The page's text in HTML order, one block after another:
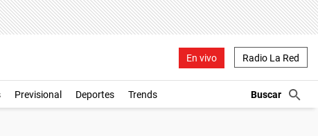
En vivo Radio La Red
Previsional Deportes Trends